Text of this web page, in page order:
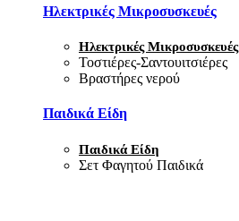
Ηλεκτρικές Μικροσυσκευές
Ηλεκτρικές Μικροσυσκευές
Τοστιέρες-Σαντουιτσιέρες
Βραστήρες νερού
Παιδικά Είδη
Παιδικά Είδη
Σετ Φαγητού Παιδικά